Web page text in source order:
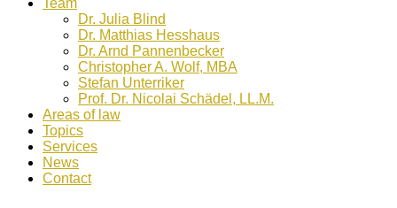
Team
Dr. Julia Blind
Dr. Matthias Hesshaus
Dr. Arnd Pannenbecker
Christopher A. Wolf, MBA
Stefan Unterriker
Prof. Dr. Nicolai Schädel, LL.M.
Areas of law
Topics
Services
News
Contact